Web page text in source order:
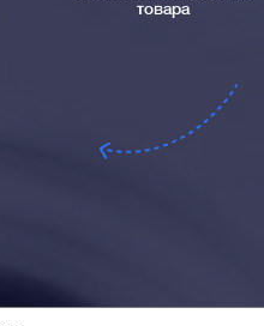
товара